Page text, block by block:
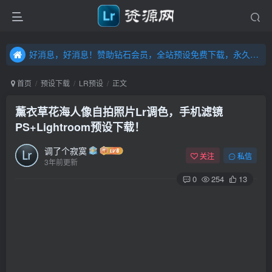
好消息，好消息！赞助钻石会员，全站预设免费下载，永久钻石会员，”送“万元超值资源，内容丰富，容量高达20T，不断更新！点击进入……
好消息，好消息！赞助钻石会员，全站预设免费下载，永久钻石会员，”送“万元超值资源，内容丰富，容量高达20T，不断更新！点击进入……
首页 预设下载 LR预设 正文
薰衣草花海人像自拍照片Lr调色，手机滤镜
PS+Lightroom预设下载！
调了个寂寞
3年前更新
关注 私信
0 254 13